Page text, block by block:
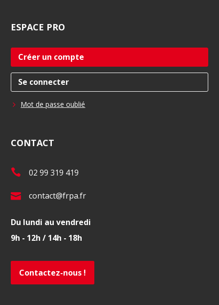
ESPACE PRO
Créer un compte
Se connecter
Mot de passe oublié
CONTACT
T
l
.
:
02 99 319 419
E
m
a
:
contact@frpa.fr
Du lundi au vendredi
9h - 12h / 14h - 18h
Contactez-nous !